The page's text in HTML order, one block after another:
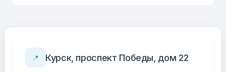
📍 Курск, проспект Победы, дом 22